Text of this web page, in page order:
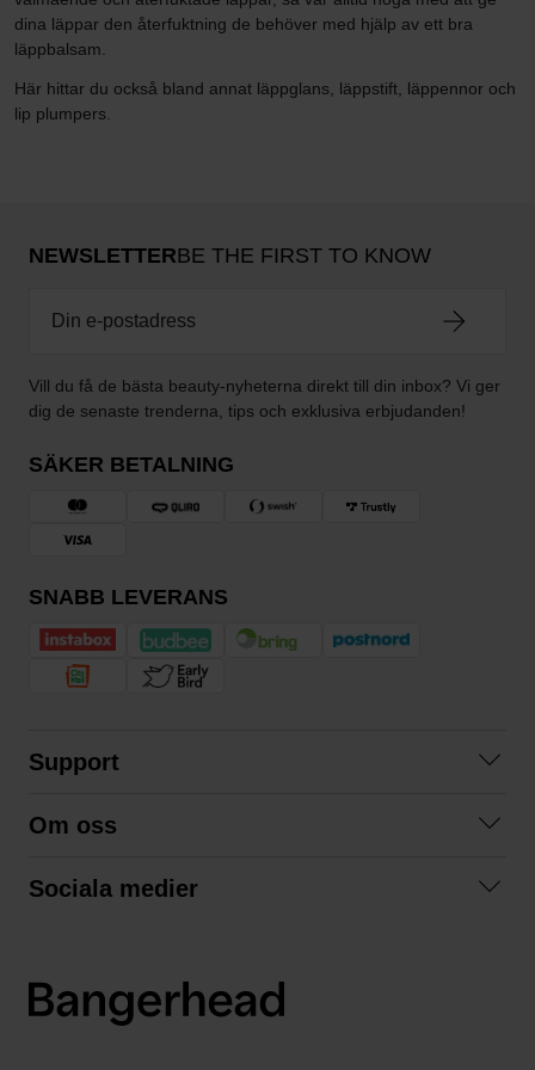
dina läppar den återfuktning de behöver med hjälp av ett bra
läppbalsam.
Här hittar du också bland annat läppglans, läppstift, läppennor och
lip plumpers.
NEWSLETTERBE THE FIRST TO KNOW
Vill du få de bästa beauty-nyheterna direkt till din inbox? Vi ger
dig de senaste trenderna, tips och exklusiva erbjudanden!
SÄKER BETALNING
SNABB LEVERANS
Support
Köpvillkor
Om oss
Våra fraktalternativ
Sociala medier
LinkedIn